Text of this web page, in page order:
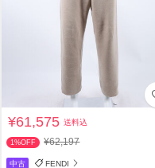
¥61,575送料込
1%OFF ¥62,197
中古 FENDI